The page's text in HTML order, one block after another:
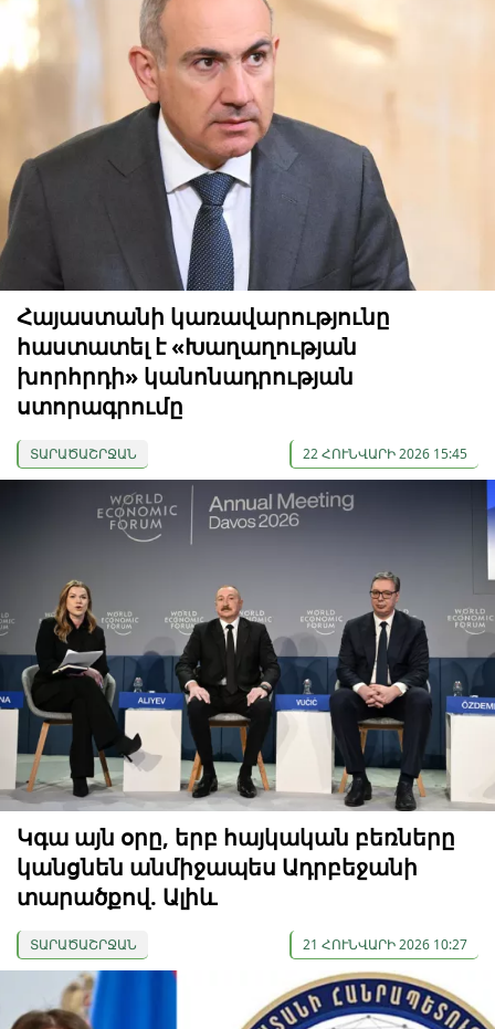
Հայաստանի կառավարությունը
հաստատել է «Խաղաղության
խորհրդի» կանոնադրության
ստորագրումը
ՏԱՐԱԾԱՇՐՋԱՆ 22 ՀՈՒՆՎԱՐԻ 2026 15:45
Կգա այն օրը, երբ հայկական բեռները
կանցնեն անմիջապես Ադրբեջանի
տարածքով. Ալիև
ՏԱՐԱԾԱՇՐՋԱՆ 21 ՀՈՒՆՎԱՐԻ 2026 10:27